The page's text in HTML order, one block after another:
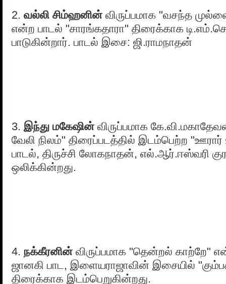
2. வல்லி சிம்ஹனின்விருப்பமாக "வசந்த
என்ற பாடல் "சாரங்கதாரா" திரைக்காக
பாடுகின்றார். பாடல் இசை: ஜி.ராமநாதன்
3. இந்து மகேஷின்விருப்பமாக
வேலி நிலம்" திரைப்படத்தில் இடம்பெற்ற
பாடல், திருச்சி லோகநாதன், எல்.ஆர்.ஈஸ்வரி
ஒலிக்கின்றது.
4. நக்கீரனின்விருப்பமாக "தென்றல் காற்றே"
ஜானகி பாட, இளையராஜாவின் இசையில்
திரைக்காக இடம்பெறுகின்றது.